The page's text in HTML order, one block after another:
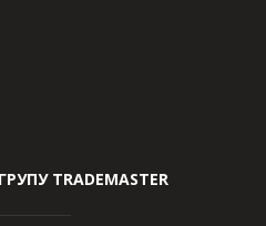
TRADEMASTER